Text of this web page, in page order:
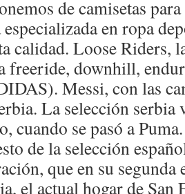
de camisetas
en ropa
calidad. Loose Riders,
freeride, downhill,
Messi, con las
La selección serbia
cuando se pasó a
de la selección
que en su segunda
el actual hogar de San